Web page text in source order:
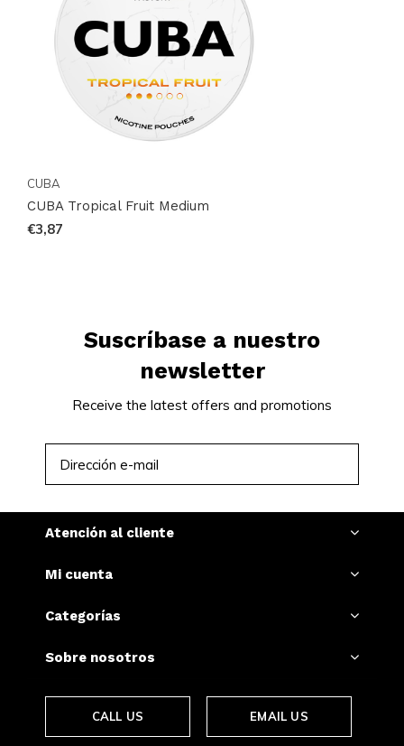
CUBA
CUBA Tropical Fruit Medium
€3,87
Suscríbase a nuestro
newsletter
Receive the latest offers and promotions
Atención al cliente
Mi cuenta
Categorías
Sobre nosotros
CALL US EMAIL US